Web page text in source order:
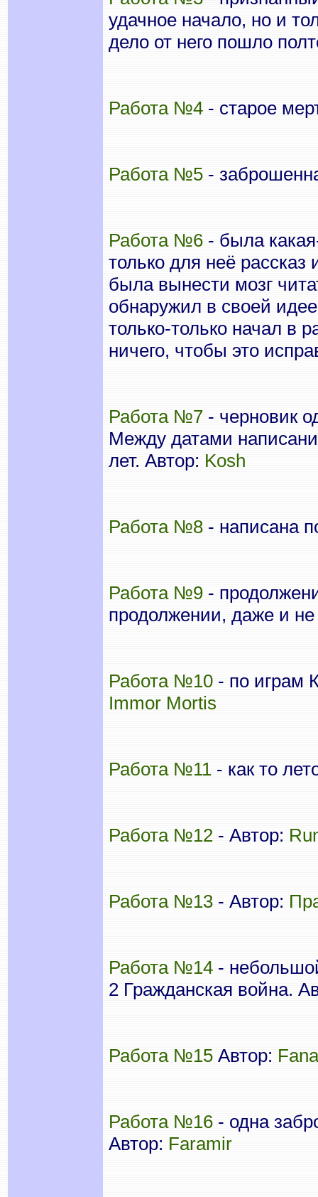
удачное начало, но и
дело от него пошло
Работа №4 - старое
Работа №5 -
Работа №6 - была
только для неё
была вынести мозг
обнаружил в своей
только-только начал в
ничего, чтобы это
Работа №7 - черновик
Между датами
лет. Автор: Kosh
Работа №8 - написана
Работа №9 -
продолжении, даже и
Работа №10 - по играм
Immor Mortis
Работа №11 - как то
Работа №12 - Автор:
Работа №13 - Автор:
Работа №14 -
2 Гражданская война.
Работа №15 Автор:
Работа №16 - одна
Автор: Faramir